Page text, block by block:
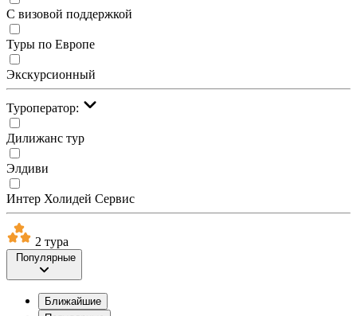
С визовой поддержкой
Туры по Европе
Экскурсионный
Туроператор:
Дилижанс тур
Элдиви
Интер Холидей Сервис
2 тура
Популярные
Ближайшие